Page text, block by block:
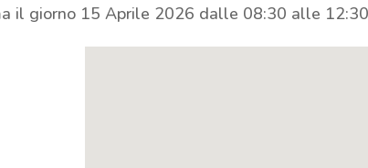
il giorno 15 Aprile 2026 dalle 08:30 alle 12:30